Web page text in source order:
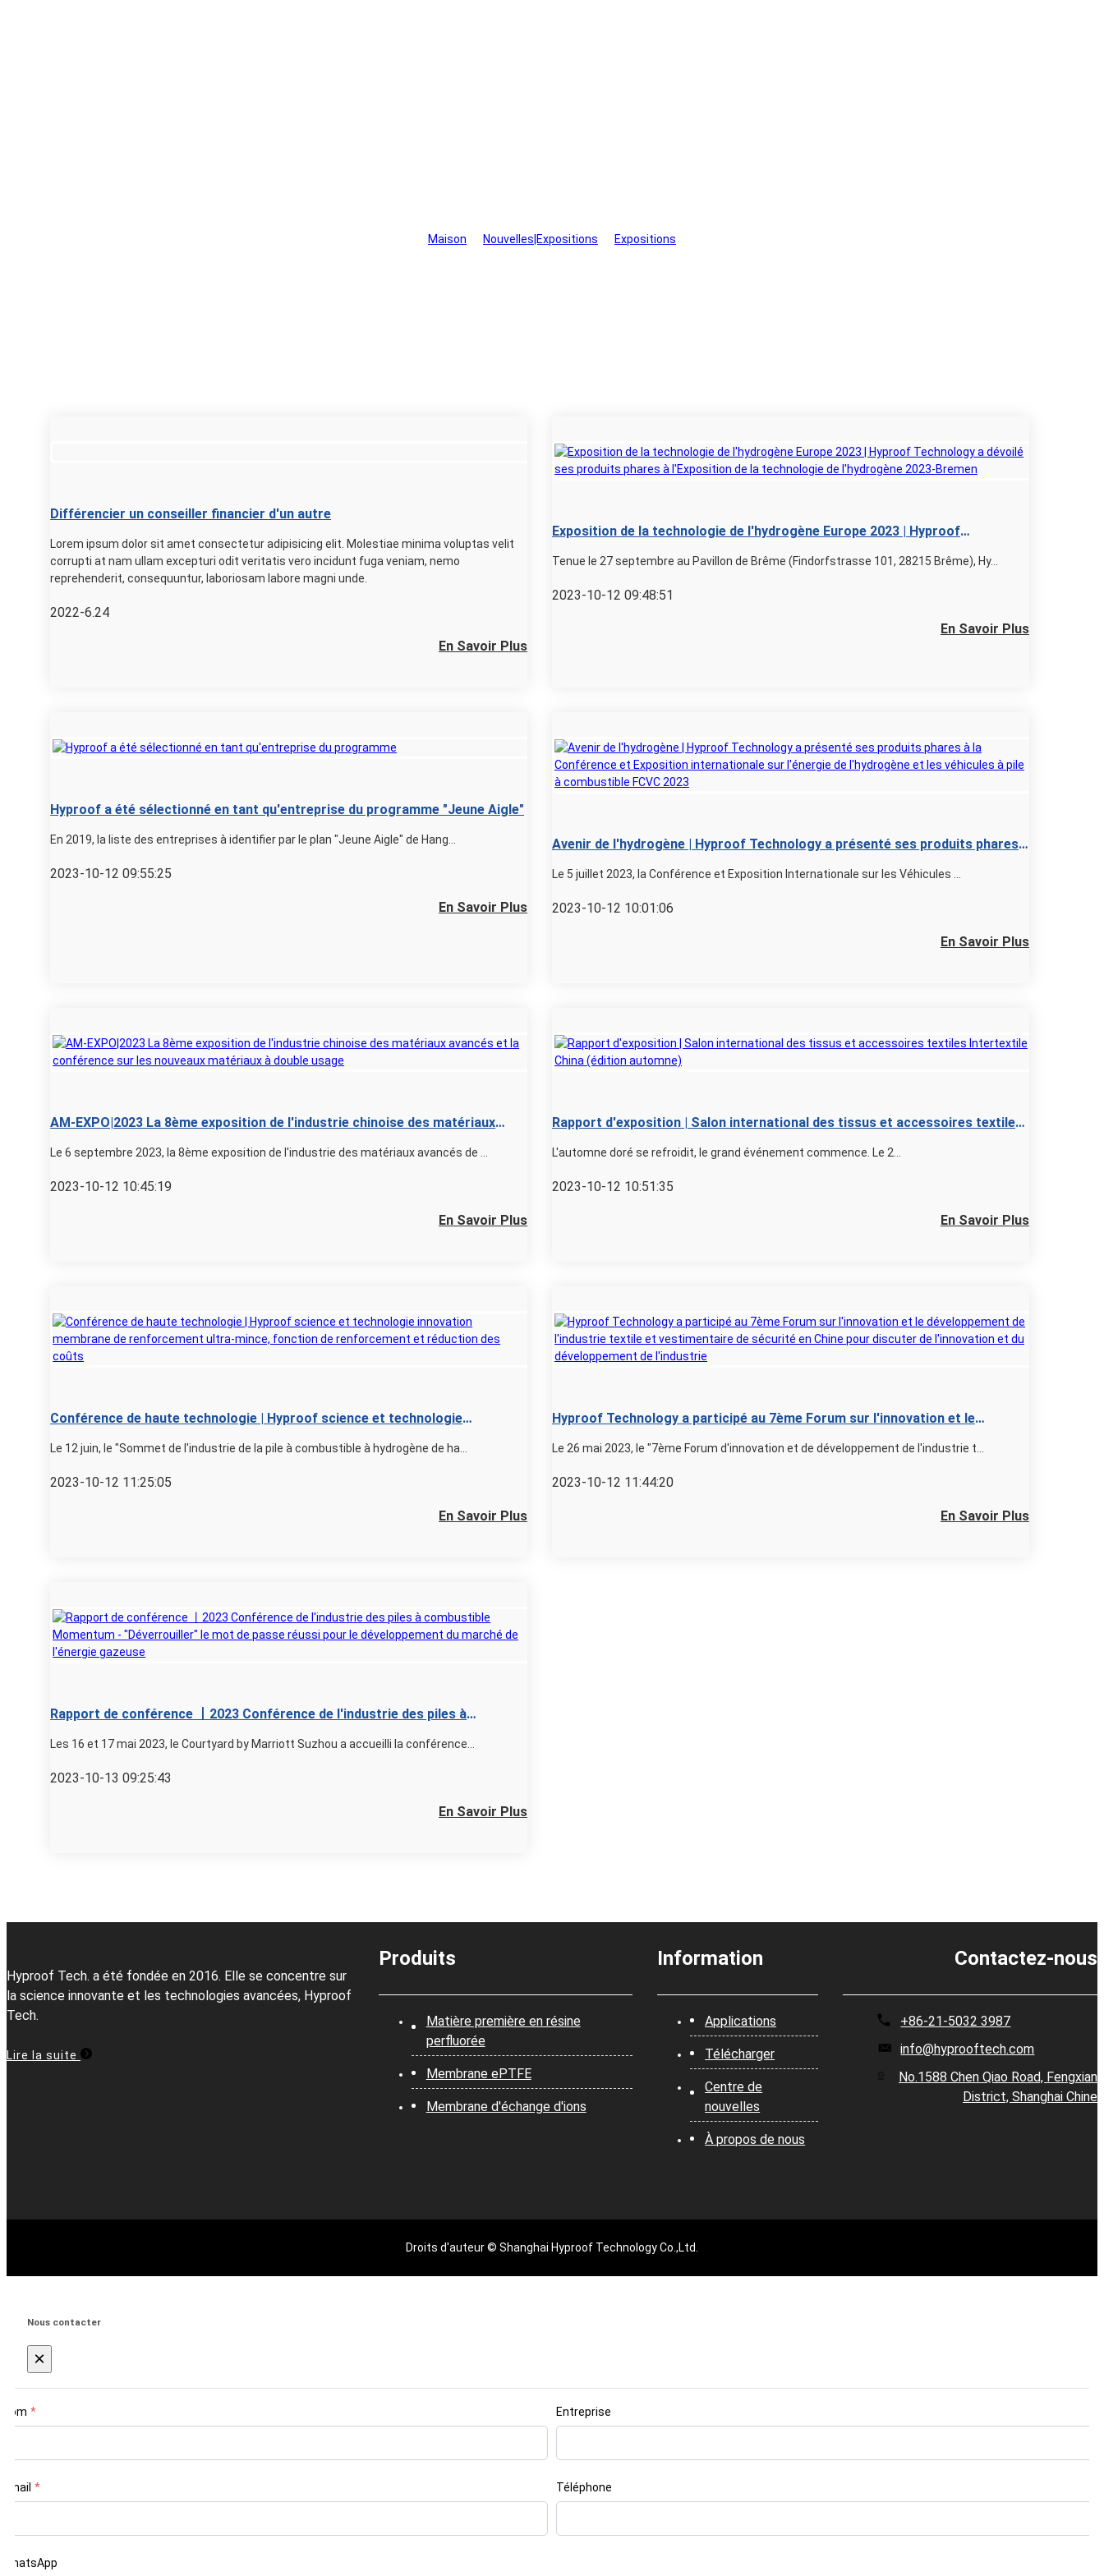
Maison Nouvelles|Expositions Expositions
Différencier un conseiller financier d'un autre
Lorem ipsum dolor sit amet consectetur adipisicing elit. Molestiae minima voluptas velit
corrupti at nam ullam excepturi odit veritatis vero incidunt fuga veniam, nemo
reprehenderit, consequuntur, laboriosam labore magni unde.
2022-6.24
En Savoir Plus
Exposition de la technologie de l'hydrogène Europe 2023 | Hyproof
l'hydrogène 2023-Bremen
Tenue le 27 septembre au Pavillon de Brême (Findorfstrasse 101, 28215 Brême), Hy...
2023-10-12 09:48:51
En Savoir Plus
Hyproof a été sélectionné en tant qu'entreprise du programme "Jeune Aigle"
En 2019, la liste des entreprises à identifier par le plan "Jeune Aigle" de Hang...
2023-10-12 09:55:25
En Savoir Plus
Avenir de l'hydrogène | Hyproof Technology a présenté ses produits phares
les véhicules à pile à combustible FCVC 2023
Le 5 juillet 2023, la Conférence et Exposition Internationale sur les Véhicules ...
2023-10-12 10:01:06
En Savoir Plus
AM-EXPO|2023 La 8ème exposition de l'industrie chinoise des matériaux
Le 6 septembre 2023, la 8ème exposition de l'industrie des matériaux avancés de ...
2023-10-12 10:45:19
En Savoir Plus
Rapport d'exposition | Salon international des tissus et accessoires textiles
L'automne doré se refroidit, le grand événement commence. Le 2...
2023-10-12 10:51:35
En Savoir Plus
Conférence de haute technologie | Hyproof science et technologie
renforcement et réduction des coûts
Le 12 juin, le "Sommet de l'industrie de la pile à combustible à hydrogène de ha...
2023-10-12 11:25:05
En Savoir Plus
Hyproof Technology a participé au 7ème Forum sur l'innovation et le
pour discuter de l'innovation et du développement de l'industrie
Le 26 mai 2023, le "7ème Forum d'innovation et de développement de l'industrie t...
2023-10-12 11:44:20
En Savoir Plus
Rapport de conférence 丨2023 Conférence de l'industrie des piles à
développement du marché de l'énergie gazeuse
Les 16 et 17 mai 2023, le Courtyard by Marriott Suzhou a accueilli la conférence...
2023-10-13 09:25:43
En Savoir Plus
Hyproof Tech. a été fondée en 2016. Elle se concentre sur
la science innovante et les technologies avancées, Hyproof
Tech.
Lire la suite
Produits
Matière première en résine
perfluorée
Membrane ePTFE
Membrane d'échange d'ions
Information
Applications
Télécharger
Centre de
nouvelles
À propos de nous
Contactez-nous
+86-21-5032 3987
info@hyprooftech.com
No.1588 Chen Qiao Road, Fengxian
District, Shanghai Chine
Droits d'auteur © Shanghai Hyproof Technology Co.,Ltd.
Nous contacter
×
Nom * Entreprise
Email * Téléphone
WhatsApp